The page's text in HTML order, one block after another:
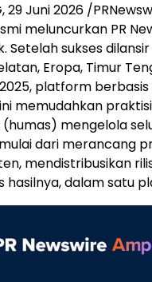
29 Juni 2026 /
meluncurkan PR
Setelah sukses
Eropa, Timur
platform
memudahkan
mengelola
dari merancang
mendistribusikan
hasilnya, dalam satu